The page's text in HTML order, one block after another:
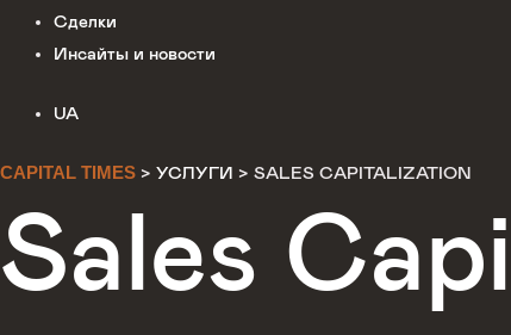
Сделки
Инсайты и новости
UA
CAPITAL TIMES > УСЛУГИ > SALES CAPITALIZATION
Sales